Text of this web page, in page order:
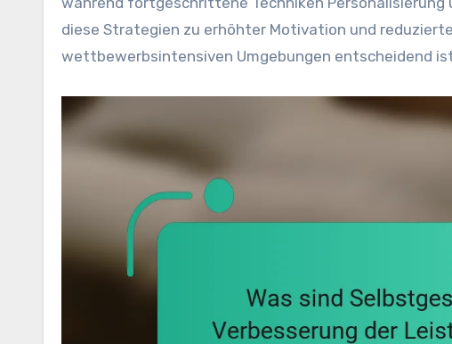
diese Strategien zu erhöhter Motivation und
wettbewerbsintensiven Umgebungen entscheidend